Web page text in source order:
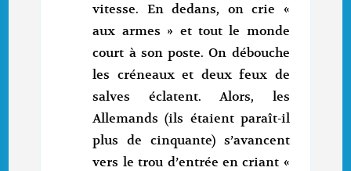
vitesse. En dedans, on crie «
aux armes » et tout le monde
court à son poste. On débouche
les créneaux et deux feux de
salves éclatent. Alors, les
Allemands (ils étaient paraît-il
plus de cinquante) s’avancent
vers le trou d’entrée en criant «